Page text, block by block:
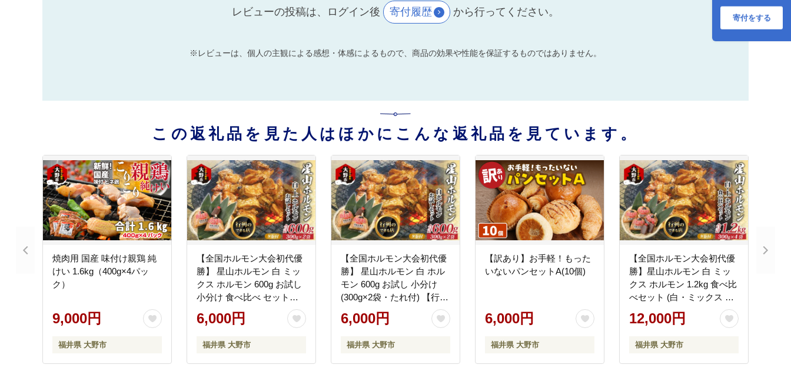
寄付をする
レビューの投稿は、ログイン後 寄付履歴 から行ってください。
※レビューは、個人の主観による感想・体感によるもので、商品の効果や性能を保証するものではありません。
この返礼品を見た人はほかにこんな返礼品を見ています。
焼肉用 国産 味付け親鶏 純
けい 1.6kg（400g×4パッ
ク）
9,000円
福井県 大野市
【全国ホルモン大会初代優
勝】 星山ホルモン 白 ミッ
クス ホルモン 600g お試し
小分け 食べ比べ セット
（各300g・たれ付）【行列
のできるお店】
6,000円
福井県 大野市
【全国ホルモン大会初代優
勝】 星山ホルモン 白 ホル
モン 600g お試し 小分け
(300g×2袋・たれ付) 【行列
のできるお店】
6,000円
福井県 大野市
【訳あり】お手軽！もった
いないパンセットA(10個)
6,000円
福井県 大野市
【全国ホルモン大会初代優
勝】星山ホルモン 白 ミッ
クス ホルモン 1.2kg 食べ比
べセット (白・ミックス 各
300g×2袋)(たれ付) 【行列
のできるお店】
12,000円
福井県 大野市